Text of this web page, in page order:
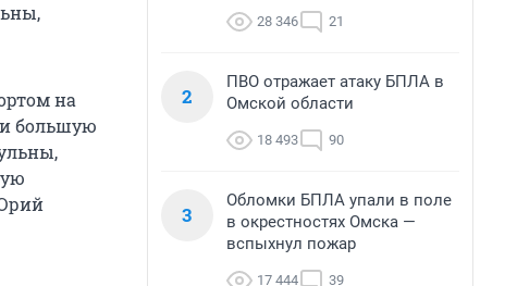
на
большую
28 346 21
2
ПВО отражает атаку БПЛА в
Омской области
18 493 90
3
Обломки БПЛА упали в поле
в окрестностях Омска —
вспыхнул пожар
17 444 39